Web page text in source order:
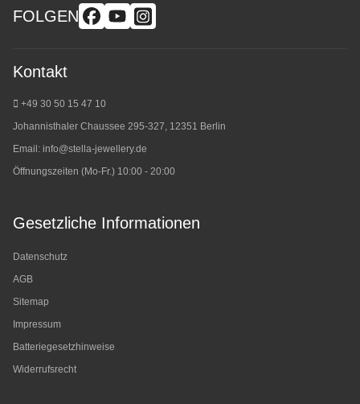
FOLGEN
Kontakt
+49 30 50 15 47 10
Johannisthaler Chaussee 295-327, 12351 Berlin
Email: info@stella-jewellery.de
Öffnungszeiten (Mo-Fr.) 10:00 - 20:00
Gesetzliche Informationen
Datenschutz
AGB
Sitemap
Impressum
Batteriegesetzhinweise
Widerrufsrecht